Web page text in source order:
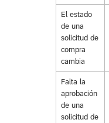
El estado
de una
solicitud de
compra
cambia
Falta la
aprobación
de una
solicitud de